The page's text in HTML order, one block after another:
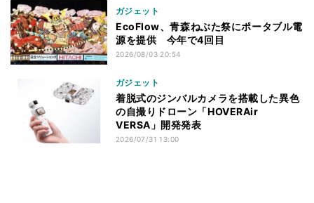
ガジェット
EcoFlow、青森ねぶた祭にポータブル電
源を提供 今年で4回目
2026/08/03 20:54
ガジェット
着脱式のジンバルカメラを搭載した異色
の自撮りドローン「HOVERAir
VERSA」開発発表
2026/07/31 13:00